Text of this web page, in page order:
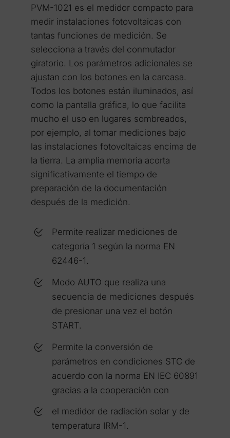
PVM-1021 es el medidor compacto para
medir instalaciones fotovoltaicas con
tantas funciones de medición. Se
selecciona a través del conmutador
giratorio. Los parámetros adicionales se
ajustan con los botones en la carcasa.
Todos los botones están iluminados, así
como la pantalla gráfica, lo que facilita
mucho el uso en lugares sombreados,
por ejemplo, al tomar mediciones bajo
las instalaciones fotovoltaicas encima de
la tierra. La amplia memoria acorta
significativamente el tiempo de
preparación de la documentación
después de la medición.
Permite realizar mediciones de
categoría 1 según la norma EN
62446-1.
Modo AUTO que realiza una
secuencia de mediciones después
de presionar una vez el botón
START.
Permite la conversión de
parámetros en condiciones STC de
acuerdo con la norma EN IEC 60891
gracias a la cooperación con
el medidor de radiación solar y de
temperatura IRM-1.